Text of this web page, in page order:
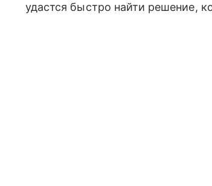
удастся быстро найти решение,